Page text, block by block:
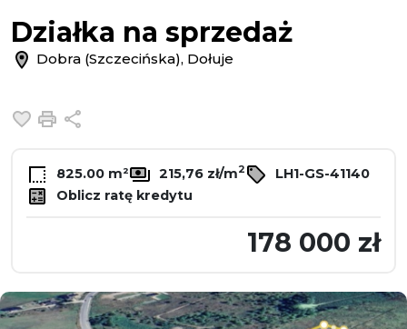
Działka na sprzedaż
Dobra (Szczecińska), Dołuje
Dodaj do ulubionych
Drukuj
825.00 m² 215,76 zł/m2
LH1-GS-41140
Oblicz ratę kredytu
178 000 zł